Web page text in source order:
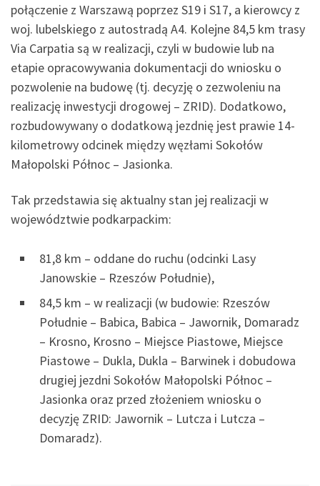
połączenie z Warszawą poprzez S19 i S17, a kierowcy z
woj. lubelskiego z autostradą A4. Kolejne 84,5 km trasy
Via Carpatia są w realizacji, czyli w budowie lub na
etapie opracowywania dokumentacji do wniosku o
pozwolenie na budowę (tj. decyzję o zezwoleniu na
realizację inwestycji drogowej – ZRID). Dodatkowo,
rozbudowywany o dodatkową jezdnię jest prawie 14-
kilometrowy odcinek między węzłami Sokołów
Małopolski Północ – Jasionka.
Tak przedstawia się aktualny stan jej realizacji w
województwie podkarpackim:
81,8 km – oddane do ruchu (odcinki Lasy
Janowskie – Rzeszów Południe),
84,5 km – w realizacji (w budowie: Rzeszów
Południe – Babica, Babica – Jawornik, Domaradz
– Krosno, Krosno – Miejsce Piastowe, Miejsce
Piastowe – Dukla, Dukla – Barwinek i dobudowa
drugiej jezdni Sokołów Małopolski Północ –
Jasionka oraz przed złożeniem wniosku o
decyzję ZRID: Jawornik – Lutcza i Lutcza –
Domaradz).